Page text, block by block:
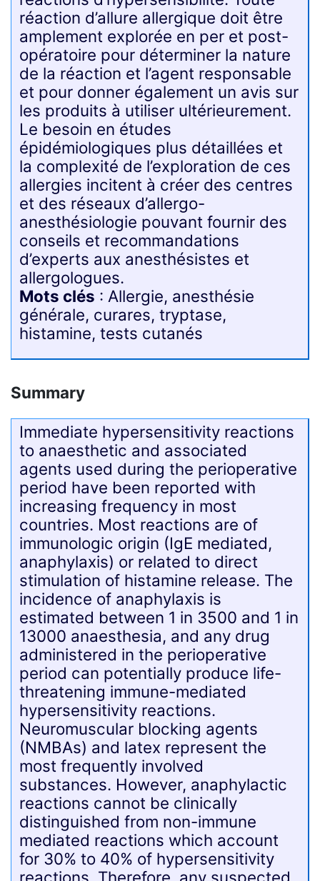
réaction d’allure allergique doit être
amplement explorée en per et post-
opératoire pour déterminer la nature
de la réaction et l’agent responsable
et pour donner également un avis sur
les produits à utiliser ultérieurement.
Le besoin en études
épidémiologiques plus détaillées et
la complexité de l’exploration de ces
allergies incitent à créer des centres
et des réseaux d’allergo-
anesthésiologie pouvant fournir des
conseils et recommandations
d’experts aux anesthésistes et
allergologues.
Mots clés : Allergie, anesthésie
générale, curares, tryptase,
histamine, tests cutanés
Summary
Immediate hypersensitivity reactions
to anaesthetic and associated
agents used during the perioperative
period have been reported with
increasing frequency in most
countries. Most reactions are of
immunologic origin (IgE mediated,
anaphylaxis) or related to direct
stimulation of histamine release. The
incidence of anaphylaxis is
estimated between 1 in 3500 and 1 in
13000 anaesthesia, and any drug
administered in the perioperative
period can potentially produce life-
threatening immune-mediated
hypersensitivity reactions.
Neuromuscular blocking agents
(NMBAs) and latex represent the
most frequently involved
substances. However, anaphylactic
reactions cannot be clinically
distinguished from non-immune
mediated reactions which account
for 30% to 40% of hypersensitivity